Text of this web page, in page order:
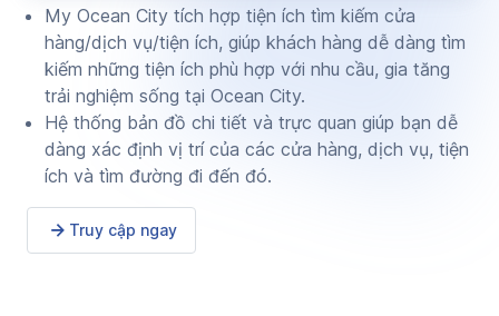
My Ocean City tích hợp tiện ích tìm kiếm cửa
hàng/dịch vụ/tiện ích, giúp khách hàng dễ dàng tìm
kiếm những tiện ích phù hợp với nhu cầu, gia tăng
trải nghiệm sống tại Ocean City.
Hệ thống bản đồ chi tiết và trực quan giúp bạn dễ
dàng xác định vị trí của các cửa hàng, dịch vụ, tiện
ích và tìm đường đi đến đó.
Truy cập ngay